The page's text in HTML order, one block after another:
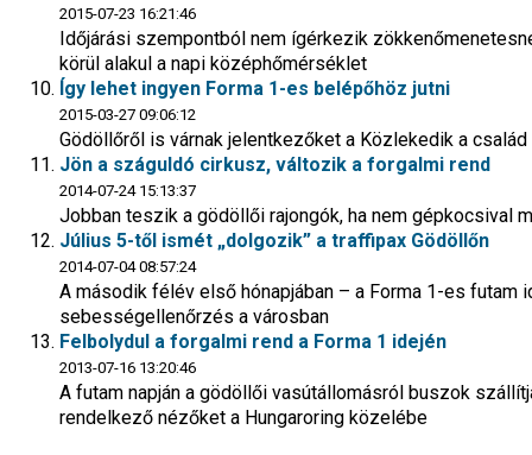
2015-07-23 16:21:46
Időjárási szempontból nem ígérkezik
körül alakul a napi középhőmérséklet
Így lehet ingyen Forma 1-es belépőhöz jutni
2015-03-27 09:06:12
Gödöllőről is várnak jelentkezőket a Közlekedik a
Jön a száguldó cirkusz, változik a forgalmi rend
2014-07-24 15:13:37
Jobban teszik a gödöllői rajongók, ha nem gépkocsival
Július 5-től ismét „dolgozik” a traffipax Gödöllőn
2014-07-04 08:57:24
A második félév első hónapjában – a Forma 1-es
sebességellenőrzés a városban
Felbolydul a forgalmi rend a Forma 1 idején
2013-07-16 13:20:46
A futam napján a gödöllői vasútállomásról buszok
rendelkező nézőket a Hungaroring közelébe